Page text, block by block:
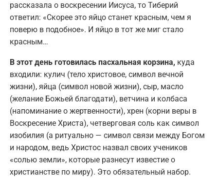
рассказала о воскресении Иисуса, то Тиберий
ответил: «Скорее это яйцо станет красным, чем я
поверю в подобное». И яйцо в тот же миг стало
красным…
В этот день готовилась пасхальная корзина, куда
входили: кулич (тело христовое, символ вечной
жизни), яйца (символ новой жизни), сыр, масло
(желание Божьей благодати), ветчина и колбаса
(напоминание о жертвенности), хрен (корни веры в
Воскресение Христа), четверговая соль как символ
изобилия (а ритуально — символ связи между Богом
и народом, ведь Христос назвал своих учеников
«солью земли», которые разнесут известие о
христианстве по миру). Это обязательный набор.